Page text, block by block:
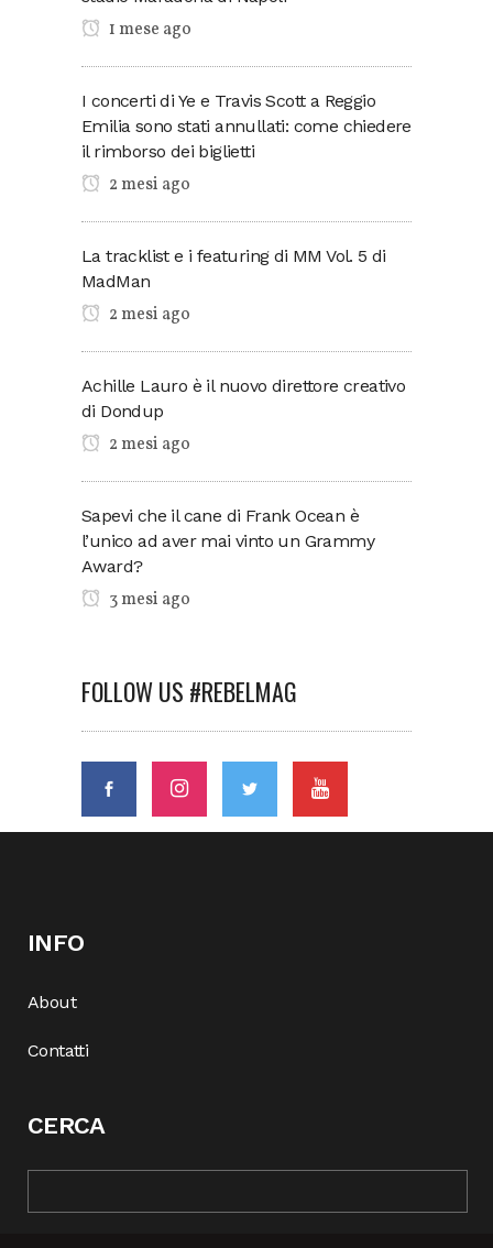
1 mese ago
I concerti di Ye e Travis Scott a Reggio
Emilia sono stati annullati: come chiedere
il rimborso dei biglietti
2 mesi ago
La tracklist e i featuring di MM Vol. 5 di
MadMan
2 mesi ago
Achille Lauro è il nuovo direttore creativo
di Dondup
2 mesi ago
Sapevi che il cane di Frank Ocean è
l’unico ad aver mai vinto un Grammy
Award?
3 mesi ago
FOLLOW US #REBELMAG
INFO
About
Contatti
CERCA